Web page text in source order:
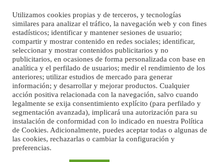
SHIBA PERDIDO AVDA JOSE MESA Y LOPEZ
PERRO MACHO RAZA SHIBA CON MICROCHIP PERDIDO HOY 06/07/2025 ZONA
MESA Y LOPEZ. ES MUY ASUSTADIZO
Leales.org » Gran Canaria | 6.7.2025
Ninfa perdida
El día 5 se los perdió una ninfa papillera, asustada tiene miedo a la calle, se
Inicio Publicidad
Política de privacidad
Aviso Legal
Cláusula de Cookies
Enlaces de interés
Utilizamos cookies propias y de terceros, y tecnologías
similares para analizar el tráfico, la navegación web y con fines
estadísticos; identificar y mantener sesiones de usuario;
compartir y mostrar contenido en redes sociales; identificar,
seleccionar y mostrar contenidos publicitarios y no
publicitarios, en ocasiones de forma personalizada con base en
analítica y el perfilado de usuarios; medir el rendimiento de los
anteriores; utilizar estudios de mercado para generar
información; y desarrollar y mejorar productos. Cualquier
acción positiva relacionada con la navegación, salvo cuando
legalmente se exija consentimiento explícito (para perfilado y
segmentación avanzada), implicará una autorización para su
instalación de conformidad con lo indicado en nuestra Política
de Cookies. Adicionalmente, puedes aceptar todas o algunas de
las cookies, rechazarlas o cambiar la configuración y
preferencias.